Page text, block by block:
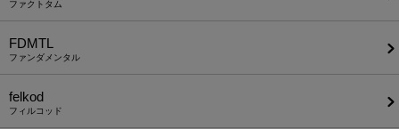
ファクトタム
FDMTL
ファンダメンタル
felkod
フィルコッド